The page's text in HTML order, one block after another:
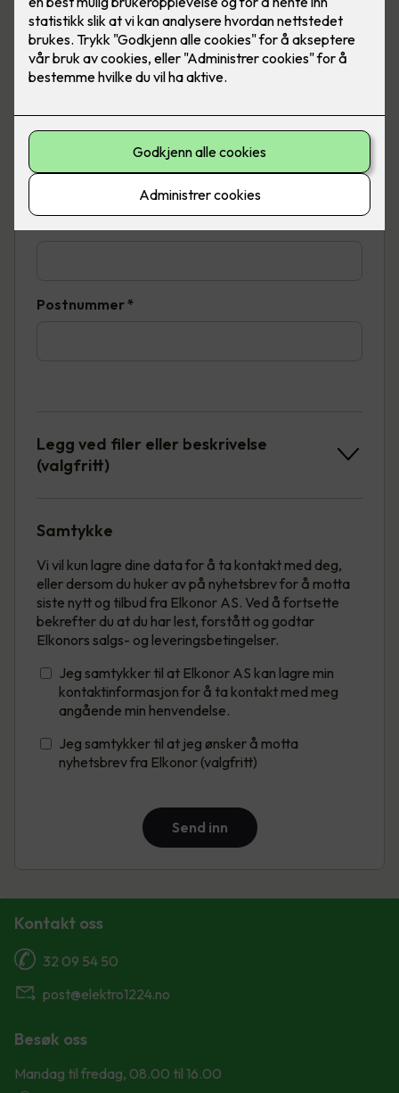
E-post*
Adresse*
Postnummer*
Legg ved filer eller beskrivelse
(valgfritt)
Samtykke
Vi vil kun lagre dine data for å ta kontakt med deg,
eller dersom du huker av på nyhetsbrev for å motta
siste nytt og tilbud fra Elkonor AS. Ved å fortsette
bekrefter du at du har lest, forstått og godtar
Elkonors salgs- og leveringsbetingelser.
Jeg samtykker til at Elkonor AS kan lagre min
kontaktinformasjon for å ta kontakt med meg
angående min henvendelse.
Jeg samtykker til at jeg ønsker å motta
nyhetsbrev fra Elkonor (valgfritt)
Send inn
Kontakt oss
32 09 54 50
post@elektro1224.no
Besøk oss
Mandag til fredag, 08.00 til 16.00